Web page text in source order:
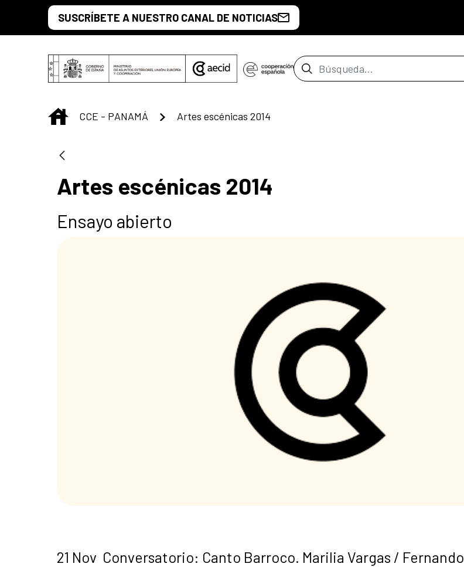
Saltar al contenido principal
SUSCRÍBETE A NUESTRO CANAL DE NOTICIAS
Barra de búsqueda
INICIO
CCE - PANAMÁ Artes escénicas 2014
Artes escénicas 2014
Ensayo abierto
21 Nov Conversatorio: Canto Barroco. Marilia Vargas / Fernando